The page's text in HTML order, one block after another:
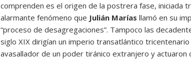
comprenden es el origen de la postrera fase, iniciada
alarmante fenómeno que Julián Marías llamó en su
“proceso de desagregaciones”. Tampoco las
siglo XIX dirigían un imperio transatlántico
avasallador de un poder tiránico extranjero y actuaron